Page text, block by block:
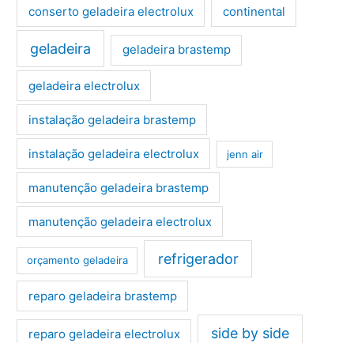
conserto geladeira electrolux continental
geladeira geladeira brastemp
geladeira electrolux
instalação geladeira brastemp
instalação geladeira electrolux jenn air
manutenção geladeira brastemp
manutenção geladeira electrolux
orçamento geladeira refrigerador
reparo geladeira brastemp
reparo geladeira electrolux side by side